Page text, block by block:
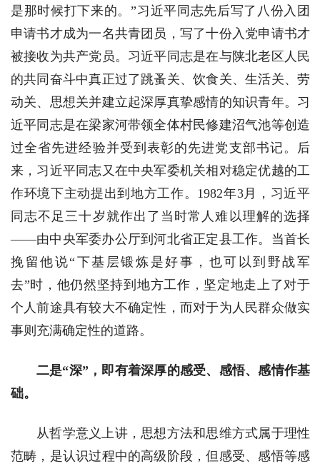
是那时候打下来的。”习近平同志先后写了八份入团
申请书才成为一名共青团员，写了十份入党申请书才
被接收为共产党员。习近平同志是在与陕北老区人民
的共同奋斗中真正过了跳蚤关、饮食关、生活关、劳
动关、思想关并建立起深厚真挚感情的知识青年。习
近平同志是在梁家河带领全体村民修建沼气池等创造
过全省先进经验并受到表彰的先进党支部书记。后
来，习近平同志又在中央军委机关相对稳定优越的工
作环境下主动提出到地方工作。1982年3月，习近平
同志不足三十岁就作出了当时常人难以理解的选择
——由中央军委办公厅到河北省正定县工作。当首长
挽留他说“下基层锻炼是好事，也可以到野战军
去”时，他仍然坚持到地方工作，坚定地走上了对于
个人前途具有较大不确定性，而对于为人民群众做实
事则充满确定性的道路。
二是“深”，即有着深厚的感受、感悟、感情作基
础。
从哲学意义上讲，思想方法和思维方式属于理性
范畴，是认识过程中的高级阶段，但感受、感悟等感